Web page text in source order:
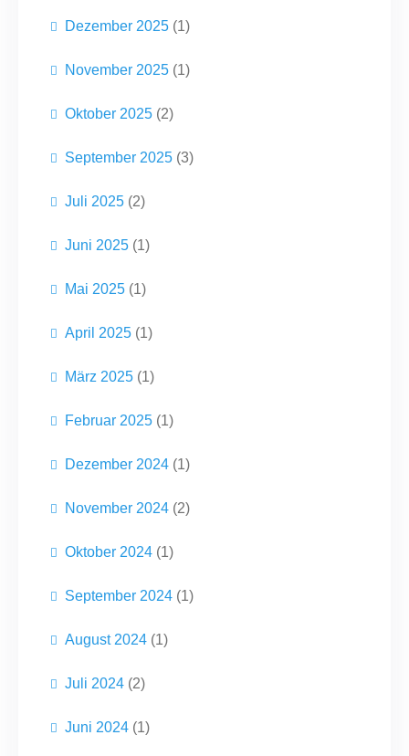
Dezember 2025 (1)
November 2025 (1)
Oktober 2025 (2)
September 2025 (3)
Juli 2025 (2)
Juni 2025 (1)
Mai 2025 (1)
April 2025 (1)
März 2025 (1)
Februar 2025 (1)
Dezember 2024 (1)
November 2024 (2)
Oktober 2024 (1)
September 2024 (1)
August 2024 (1)
Juli 2024 (2)
Juni 2024 (1)